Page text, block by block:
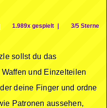
| 1.989x gespielt |
3/5 Sterne
sollst du das
und Einzelteilen
deine Finger und ordne
Patronen aussehen,